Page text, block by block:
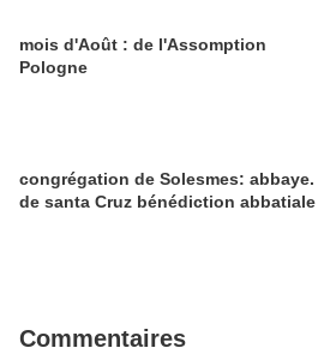
mois d'Août : de l'Assomption
Pologne
congrégation de Solesmes: abbaye.
de santa Cruz bénédiction abbatiale
Commentaires